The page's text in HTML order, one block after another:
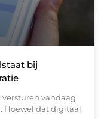
bij
vandaag
Hoewel dat digitaal